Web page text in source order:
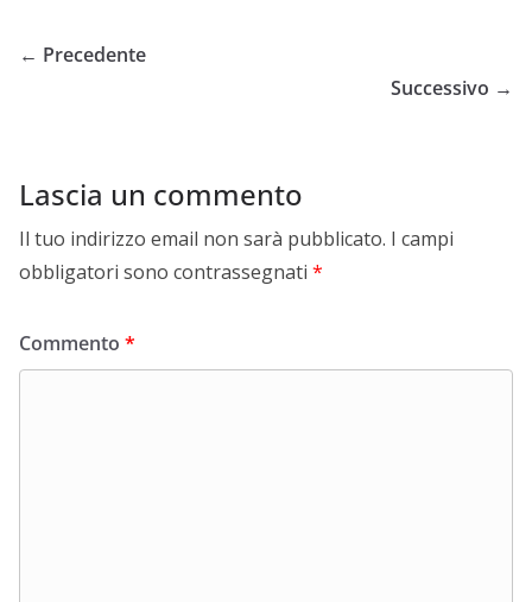
← Precedente
Successivo →
Lascia un commento
Il tuo indirizzo email non sarà pubblicato. I campi
obbligatori sono contrassegnati *
Commento *